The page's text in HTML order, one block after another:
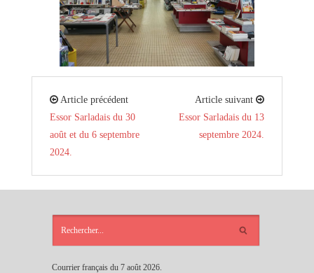
Article précédent
Essor Sarladais du 30
août et du 6 septembre
2024.
Article suivant
Essor Sarladais du 13
septembre 2024.
Courrier français du 7 août 2026.